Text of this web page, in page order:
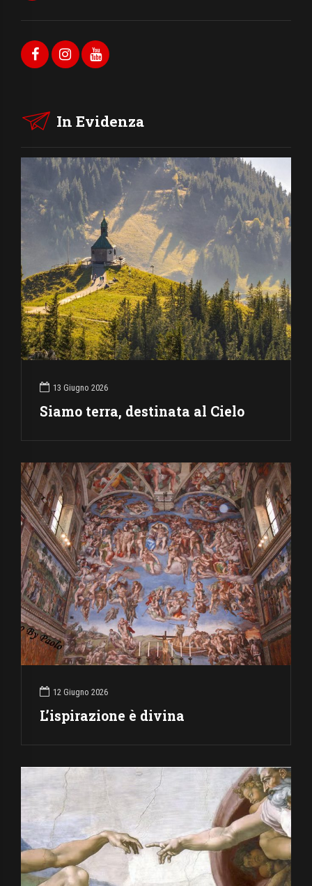
In Evidenza
13 Giugno 2026
Siamo terra, destinata al Cielo
12 Giugno 2026
L’ispirazione è divina